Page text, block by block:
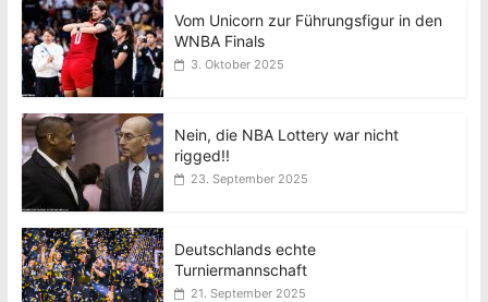
Vom Unicorn zur Führungsfigur in den
WNBA Finals
3. Oktober 2025
Nein, die NBA Lottery war nicht
rigged!!
23. September 2025
Deutschlands echte
Turniermannschaft
21. September 2025